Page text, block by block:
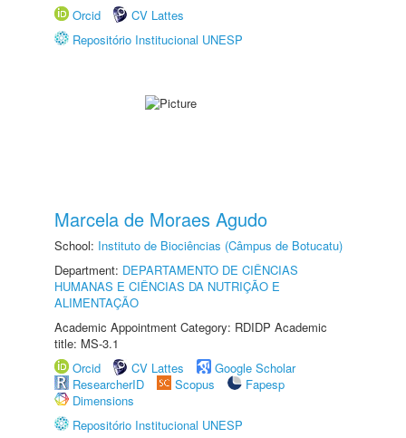
Orcid
CV Lattes
Repositório Institucional UNESP
Marcela de Moraes Agudo
School: Instituto de Biociências (Câmpus de Botucatu)
Department: DEPARTAMENTO DE CIÊNCIAS
HUMANAS E CIÊNCIAS DA NUTRIÇÃO E
ALIMENTAÇÃO
Academic Appointment Category: RDIDP Academic
title: MS-3.1
Orcid
CV Lattes
Google Scholar
ResearcherID
Scopus
Fapesp
Dimensions
Repositório Institucional UNESP